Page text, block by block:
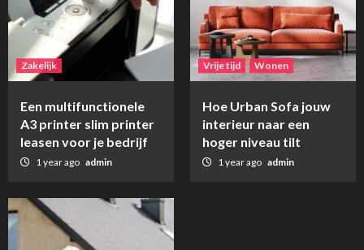
Zakelijk
Een multifunctionele
A3 printer slim printer
leasen voor je bedrijf
1 year ago admin
Vrije tijd Wonen
Hoe Urban Sofa jouw
interieur naar een
hoger niveau tilt
1 year ago admin